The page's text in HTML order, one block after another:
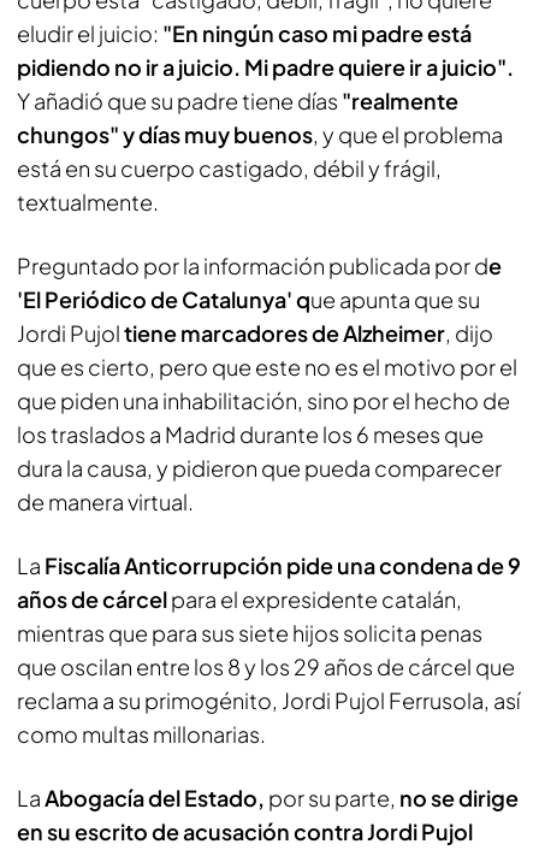
eludir el juicio: "En ningún caso mi padre está
pidiendo no ir a juicio. Mi padre quiere ir a juicio".
Y añadió que su padre tiene días "realmente
chungos" y días muy buenos, y que el problema
está en su cuerpo castigado, débil y frágil,
textualmente.
Preguntado por la información publicada por de
'El Periódico de Catalunya' que apunta que su
Jordi Pujoltiene marcadores de Alzheimer, dijo
que es cierto, pero que este no es el motivo por el
que piden una inhabilitación, sino por el hecho de
los traslados a Madrid durante los 6 meses que
dura la causa, y pidieron que pueda comparecer
de manera virtual.
La Fiscalía Anticorrupción pide una condena de 9
años de cárcelpara el expresidente catalán,
mientras que para sus siete hijos solicita penas
que oscilan entre los 8 y los 29 años de cárcel que
reclama a su primogénito, Jordi Pujol Ferrusola, así
como multas millonarias.
LaAbogacía del Estado, por su parte, no se dirige
en su escrito de acusación contra Jordi Pujol